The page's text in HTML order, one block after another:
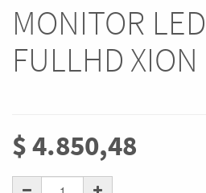
MONITOR
FULLHD XION
$4.850,48